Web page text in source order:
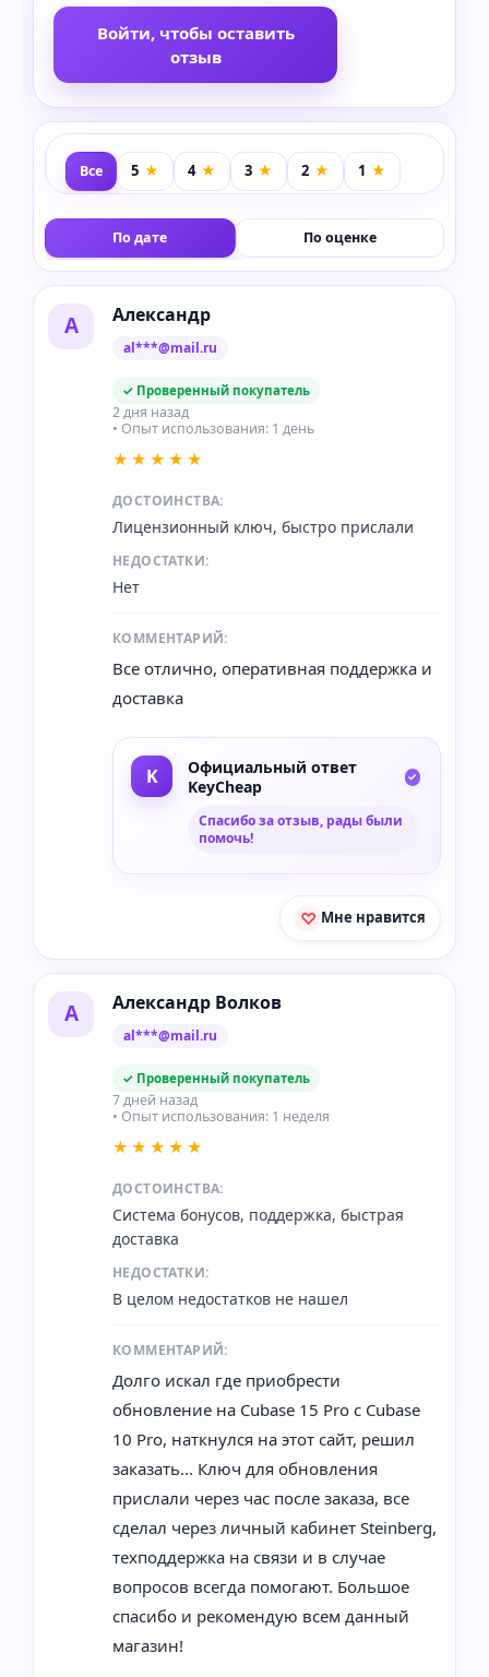
Войти, чтобы оставить
отзыв
Все
По дате По оценке
А Александр
al***@mail.ru
✓ Проверенный покупатель
2 дня назад
• Опыт использования: 1 день
★★★★★
ДОСТОИНСТВА:
Лицензионный ключ, быстро прислали
НЕДОСТАТКИ:
Нет
КОММЕНТАРИЙ:
Все отлично, оперативная поддержка и
доставка
Официальный ответ
KeyCheap
Спасибо за отзыв, рады были
помочь!
Мне нравится
А Александр Волков
al***@mail.ru
✓ Проверенный покупатель
7 дней назад
• Опыт использования: 1 неделя
★★★★★
ДОСТОИНСТВА:
Система бонусов, поддержка, быстрая
доставка
НЕДОСТАТКИ:
В целом недостатков не нашел
КОММЕНТАРИЙ:
Долго искал где приобрести
обновление на Cubase 15 Pro с Cubase
10 Pro, наткнулся на этот сайт, решил
заказать... Ключ для обновления
прислали через час после заказа, все
сделал через личный кабинет Steinberg,
техподдержка на связи и в случае
вопросов всегда помогают. Большое
спасибо и рекомендую всем данный
магазин!